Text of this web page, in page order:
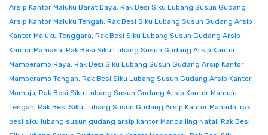
Arsip Kantor Maluku Barat Daya, Rak Besi Siku Lubang Susun Gudang
Arsip Kantor Maluku Tengah, Rak Besi Siku Lubang Susun Gudang Arsip
Kantor Maluku Tenggara, Rak Besi Siku Lubang Susun Gudang Arsip
Kantor Mamasa, Rak Besi Siku Lubang Susun Gudang Arsip Kantor
Mamberamo Raya, Rak Besi Siku Lubang Susun Gudang Arsip Kantor
Mamberamo Tengah, Rak Besi Siku Lubang Susun Gudang Arsip Kantor
Mamuju, Rak Besi Siku Lubang Susun Gudang Arsip Kantor Mamuju
Tengah, Rak Besi Siku Lubang Susun Gudang Arsip Kantor Manado, rak
besi siku lubang susun gudang arsip kantor Mandailing Natal, Rak Besi